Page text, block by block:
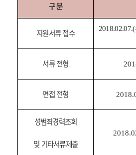
구 분
지원서류 접수 2018.02.07.(
서류 전형
면접 전형
성범죄경력조회
및 기타서류제출